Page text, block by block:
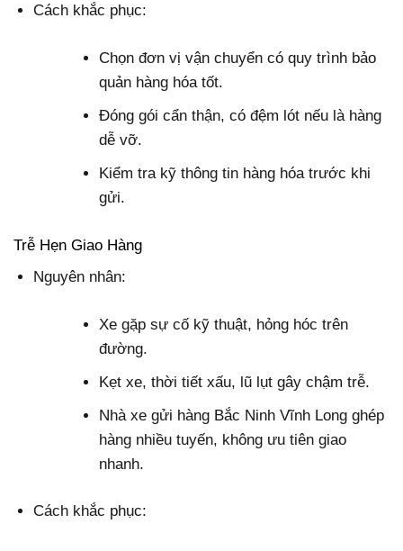
Cách khắc phục:
Chọn đơn vị vận chuyển có quy trình bảo
quản hàng hóa tốt.
Đóng gói cẩn thận, có đệm lót nếu là hàng
dễ vỡ.
Kiểm tra kỹ thông tin hàng hóa trước khi
gửi.
Trễ Hẹn Giao Hàng
Nguyên nhân:
Xe gặp sự cố kỹ thuật, hỏng hóc trên
đường.
Kẹt xe, thời tiết xấu, lũ lụt gây chậm trễ.
Nhà xe gửi hàng Bắc Ninh Vĩnh Long ghép
hàng nhiều tuyến, không ưu tiên giao
nhanh.
Cách khắc phục: